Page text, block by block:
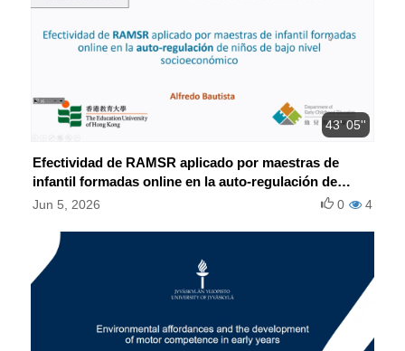
43' 05''
Efectividad de RAMSR aplicado por maestras de
infantil formadas online en la auto-regulación de
niños de bajo nivel socioeconómico
Jun 5, 2026 4
0